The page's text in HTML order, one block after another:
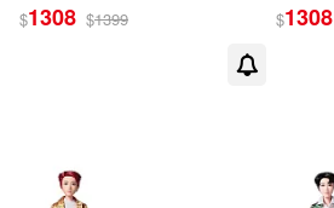
$1308 $1399 $1308